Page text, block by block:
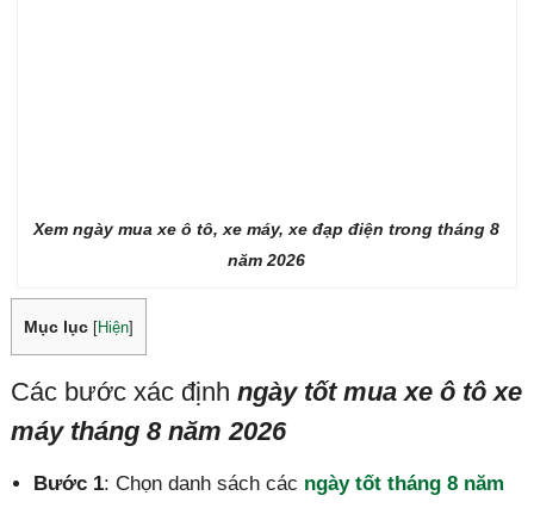
Xem ngày mua xe ô tô, xe máy, xe đạp điện trong tháng 8
năm 2026
Mục lục Hiện]
Các bước xác định ngày tốt mua xe ô tô xe
máy tháng 8 năm 2026
Bước 1: Chọn danh sách các ngày tốt tháng 8 năm